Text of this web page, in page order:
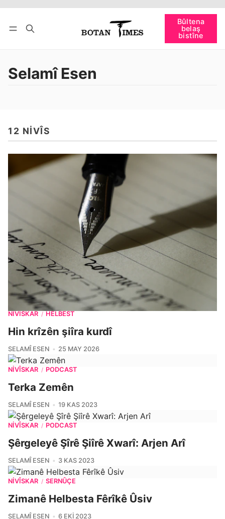
Bûltena
belaş
bistîne
bişopîne
Selamî Esen
12 NIVÎS
NIVÎSKAR / HELBEST
Hin krîzên şiîra kurdî
SELAMÎ ESEN 25 MAY 2026
NIVÎSKAR / PODCAST
Terka Zemên
SELAMÎ ESEN 19 KAS 2023
NIVÎSKAR / PODCAST
Şêrgeleyê Şîrê Şiîrê Xwarî: Arjen Arî
SELAMÎ ESEN 3 KAS 2023
NIVÎSKAR / SERNÛÇE
Zimanê Helbesta Fêrîkê Ûsiv
SELAMÎ ESEN 6 EKI 2023